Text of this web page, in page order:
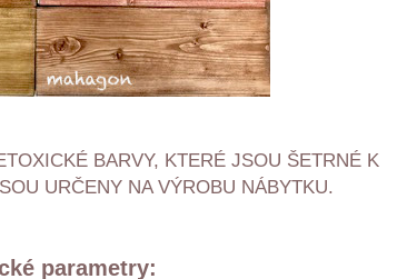
BARVY, KTERÉ JSOU ŠETRNÉ K
URČENY NA VÝROBU NÁBYTKU.
parametry: